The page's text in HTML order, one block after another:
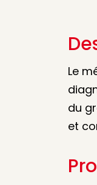
Le
du
et